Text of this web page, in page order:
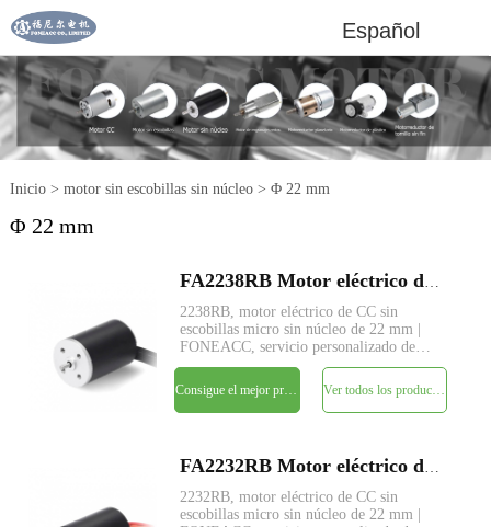
Español
Inicio> motor sin escobillas sin núcleo> Φ 22 mm
Φ 22 mm
2238RB, motor eléctrico de CC sin
escobillas micro sin núcleo de 22 mm |
FONEACC, servicio personalizado de
parámetros disponible.
Ver todos los productos
2232RB, motor eléctrico de CC sin
escobillas micro sin núcleo de 22 mm |